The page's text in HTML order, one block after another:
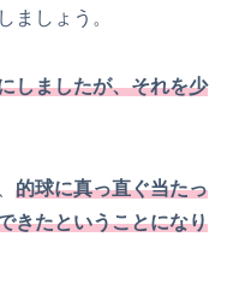
ましょう。
しましたが、それを少
的球に真っ直ぐ当たっ
きたということになり